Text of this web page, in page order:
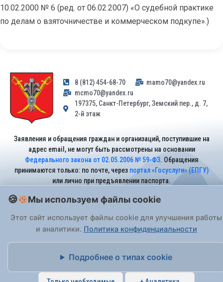
10.02.2000 № 6 (ред. от 06.02.2007) «О судебной практике
по делам о взяточничестве и коммерческом подкупе».)
8 (812) 454-68-70
mamo70@yandex.ru
mcmo70@yandex.ru
197375, Санкт-Петербург, Земский пер., д. 7,
2-й этаж
Заявления и обращения граждан и организаций, поступившие на
адрес email, не могут быть рассмотрены на основании
Федерального закона от 02.05.2006 № 59-ФЗ. Обращения
принимаются только: по почте, через портал «Госуслуги» (ЕПГУ)
или лично при предъявлении паспорта.
Мы используем файлы cookie
Этот сайт использует файлы cookie для улучшения работы
и аналитики. Политика конфиденциальности
Подробнее о типах cookie